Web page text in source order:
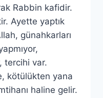
Rabbin kafidir.
Ayette yaptık
günahkarları
tercihi var.
kötülükten yana
haline gelir.